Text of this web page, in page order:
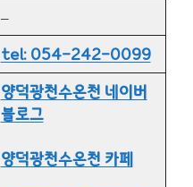
–
tel: 054-242-0099
양덕광천수온천 네이버
블로그
양덕광천수온천 카페